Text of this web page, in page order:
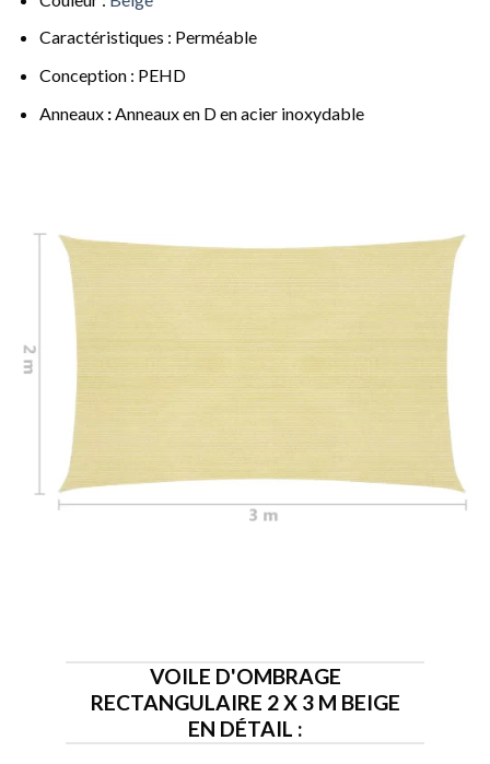
Caractéristiques : Perméable
Conception : PEHD
Anneaux: Anneaux en D en acier inoxydable
VOILE D'OMBRAGE
RECTANGULAIRE 2 X 3 M BEIGE
EN DÉTAIL :